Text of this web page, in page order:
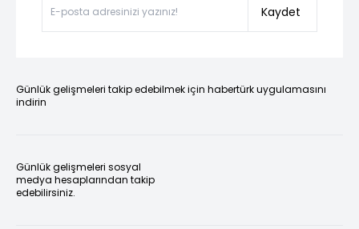
Kaydet
Günlük gelişmeleri takip edebilmek için habertürk uygulamasını
indirin
Günlük gelişmeleri sosyal
medya hesaplarından takip
edebilirsiniz.